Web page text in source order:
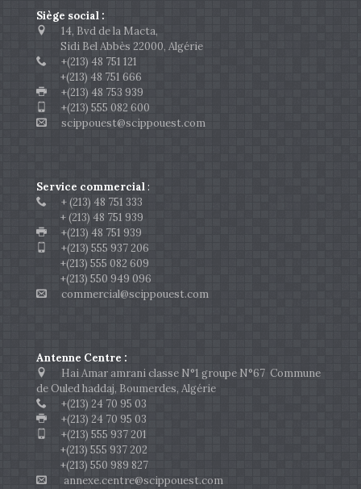
Siège social :
14, Bvd de la Macta,
Sidi Bel Abbès 22000, Algérie
+(213) 48 751 121
+(213) 48 751 666
+(213) 48 753 939
+(213) 555 082 600
scippouest@scippouest.com
Service commercial:
+ (213) 48 751 333
+ (213) 48 751 939
+(213) 48 751 939
+(213) 555 937 206
+(213) 555 082 609
+(213) 550 949 096
commercial@scippouest.com
Antenne Centre :
Hai Amar amrani classe N°1 groupe N°67 Commune
de Ouled haddaj, Boumerdes, Algérie
+(213) 24 70 95 03
+(213) 24 70 95 03
+(213) 555 937 201
+(213) 555 937 202
+(213) 550 989 827
annexe.centre@scippouest.com